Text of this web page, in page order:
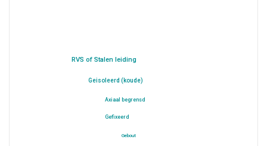
RVS of Stalen leiding
Geisoleerd (koude)
Axiaal begrensd
Gefixeerd
Gebout